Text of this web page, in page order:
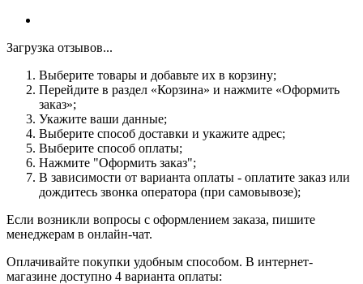
Загрузка отзывов...
Выберите товары и добавьте их в корзину;
Перейдите в раздел «Корзина» и нажмите «Оформить
заказ»;
Укажите ваши данные;
Выберите способ доставки и укажите адрес;
Выберите способ оплаты;
Нажмите "Оформить заказ";
В зависимости от варианта оплаты - оплатите заказ или
дождитесь звонка оператора (при самовывозе);
Если возникли вопросы с оформлением заказа, пишите
менеджерам в онлайн-чат.
Оплачивайте покупки удобным способом. В интернет-
магазине доступно 4 варианта оплаты: